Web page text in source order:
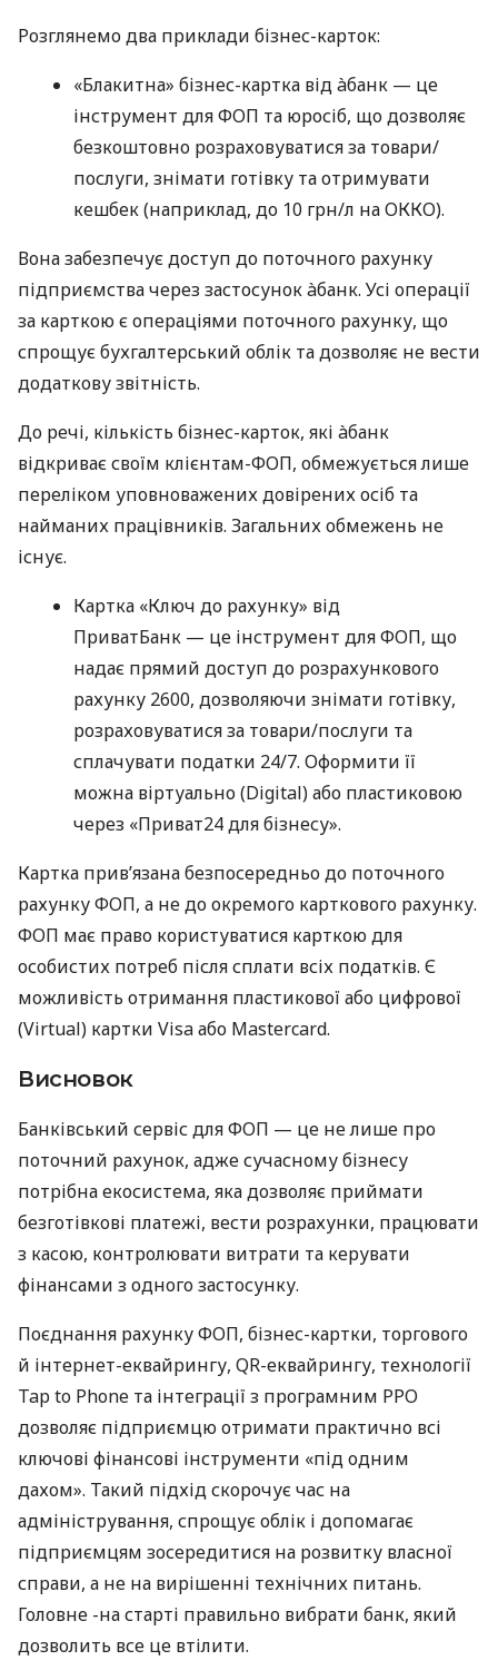
Розглянемо два приклади бізнес-карток:
«Блакитна» бізнес-картка від àбанк — це
інструмент для ФОП та юросіб, що дозволяє
безкоштовно розраховуватися за товари/
послуги, знімати готівку та отримувати
кешбек (наприклад, до 10 грн/л на ОККО).
Вона забезпечує доступ до поточного рахунку
підприємства через застосунок àбанк. Усі операції
за карткою є операціями поточного рахунку, що
спрощує бухгалтерський облік та дозволяє не вести
додаткову звітність.
До речі, кількість бізнес-карток, які àбанк
відкриває своїм клієнтам-ФОП, обмежується лише
переліком уповноважених довірених осіб та
найманих працівників. Загальних обмежень не
існує.
Картка «Ключ до рахунку» від
ПриватБанк — це інструмент для ФОП, що
надає прямий доступ до розрахункового
рахунку 2600, дозволяючи знімати готівку,
розраховуватися за товари/послуги та
сплачувати податки 24/7. Оформити її
можна віртуально (Digital) або пластиковою
через «Приват24 для бізнесу».
Картка прив’язана безпосередньо до поточного
рахунку ФОП, а не до окремого карткового рахунку.
ФОП має право користуватися карткою для
особистих потреб після сплати всіх податків. Є
можливість отримання пластикової або цифрової
(Virtual) картки Visa або Mastercard.
Висновок
Банківський сервіс для ФОП — це не лише про
поточний рахунок, адже сучасному бізнесу
потрібна екосистема, яка дозволяє приймати
безготівкові платежі, вести розрахунки, працювати
з касою, контролювати витрати та керувати
фінансами з одного застосунку.
Поєднання рахунку ФОП, бізнес-картки, торгового
й інтернет-еквайрингу, QR-еквайрингу, технології
Tap to Phone та інтеграції з програмним РРО
дозволяє підприємцю отримати практично всі
ключові фінансові інструменти «під одним
дахом». Такий підхід скорочує час на
адміністрування, спрощує облік і допомагає
підприємцям зосередитися на розвитку власної
справи, а не на вирішенні технічних питань.
Головне -на старті правильно вибрати банк, який
дозволить все це втілити.